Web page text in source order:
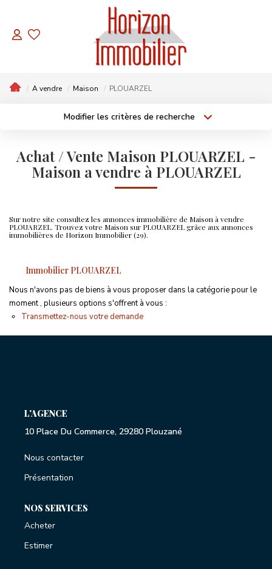
NOS BIENS
Appartements
A Vendre
2 Pièces
3 Pièces
Maisons
Maison
À Bâtir
BIENS PAR THÈMES
Contemporain
Hors Lotissement
Proche Commodités
Proche Plages
Exclusivités
CONTACT
A vendre Maison PLOUARZEL
Modifier les critères de recherche
Surface min Budget max
Achat / Vente Maison PLOUARZEL -
Maison a vendre à PLOUARZEL
Sur notre site consultez les annonces immobilière de Maison à vendre
PLOUARZEL. Trouvez votre Maison sur PLOUARZEL grâce aux annonces
immobilières de Horizon Immobilier (29).
Immobilier PLOUARZEL
Nous n'avons pas de biens à vous proposer dans la catégorie pour le
moment , plusieurs options s'offrent à vous :
Transmettez-nous votre demande
L'AGENCE
10 Place Du Commerce, 29280 Plouzané
Nous contacter
Présentation
NOS SERVICES
Acheter
Estimer